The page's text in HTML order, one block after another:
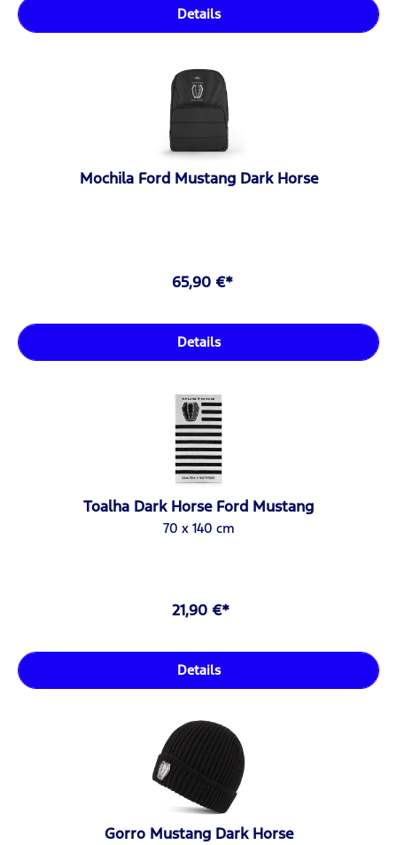
Details
Mochila Ford Mustang Dark Horse
65,90 €*
Details
Toalha Dark Horse Ford Mustang
70 x 140 cm
21,90 €*
Details
Gorro Mustang Dark Horse